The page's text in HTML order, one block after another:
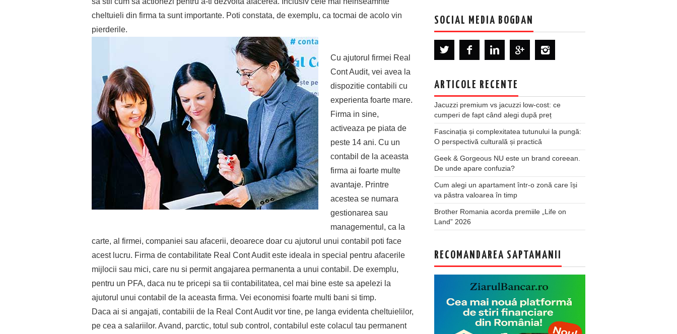
cheltuieli din firma ta sunt importante. Poti constata, de exemplu, ca tocmai de acolo vin
pierderile.
Cu ajutorul firmei Real
Cont Audit, vei avea la
dispozitie contabili cu
experienta foarte mare.
Firma in sine,
activeaza pe piata de
peste 14 ani. Cu un
contabil de la aceasta
firma ai foarte multe
avantaje. Printre
acestea se numara
gestionarea sau
managementul, ca la
carte, al firmei, companiei sau afacerii, deoarece doar cu ajutorul unui contabil poti face
acest lucru. Firma de contabilitate Real Cont Audit este ideala in special pentru afacerile
mijlocii sau mici, care nu si permit angajarea permanenta a unui contabil. De exemplu,
pentru un PFA, daca nu te pricepi sa tii contabilitatea, cel mai bine este sa apelezi la
ajutorul unui contabil de la aceasta firma. Vei economisi foarte multi bani si timp.
Daca ai si angajati, contabilii de la Real Cont Audit vor tine, pe langa evidenta cheltuielilor,
pe cea a salariilor. Avand, parctic, totul sub control, contabilul este colacul tau permanent
SOCIAL MEDIA BOGDAN
ARTICOLE RECENTE
Jacuzzi premium vs jacuzzi low-cost: ce
cumperi de fapt când alegi după preț
Fascinația și complexitatea tutunului la pungă:
O perspectivă culturală și practică
Geek & Gorgeous NU este un brand coreean.
De unde apare confuzia?
Cum alegi un apartament într-o zonă care își
va păstra valoarea în timp
Brother Romania acorda premiile „Life on
Land” 2026
RECOMANDAREA SAPTAMANII